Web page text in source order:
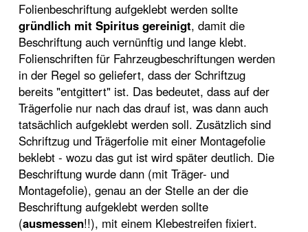
Folienbeschriftung aufgeklebt werden sollte
gründlich mit Spiritus gereinigt, damit die
Beschriftung auch vernünftig und lange klebt.
Folienschriften für Fahrzeugbeschriftungen werden
in der Regel so geliefert, dass der Schriftzug
bereits "entgittert" ist. Das bedeutet, dass auf der
Trägerfolie nur nach das drauf ist, was dann auch
tatsächlich aufgeklebt werden soll. Zusätzlich sind
Schriftzug und Trägerfolie mit einer Montagefolie
beklebt - wozu das gut ist wird später deutlich. Die
Beschriftung wurde dann (mit Träger- und
Montagefolie), genau an der Stelle an der die
Beschriftung aufgeklebt werden sollte
(ausmessen!!), mit einem Klebestreifen fixiert.